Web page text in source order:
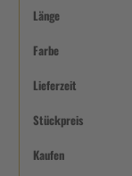
Länge
Farbe
Lieferzeit
Stückpreis
Kaufen